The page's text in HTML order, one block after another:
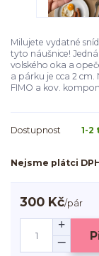
Milujete vydatné
tyto náušnice!
volského oka a
a párku je cca 2
FIMO a kov.
Dostupnost 1-2
Nejsme plátci
300 Kč/pár